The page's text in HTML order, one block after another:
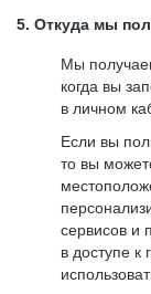
5. Откуда мы
Мы
когда вы
в личном
Если вы
то вы
сервисов и
в доступе